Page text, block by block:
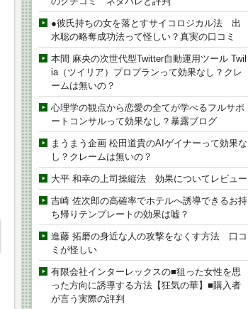
●彼氏持ちの女を落とすサイコロジカル法 出
水聡の略奪成功法って怪しい？真実の口コミ
本間 麻央の次世代型Twitter自動運用ツール Twil
ia（ツイリア）プロプランって効果なし？クレ
ームは無いの？
心理学の観点から恋愛の全てが学べるフルサポ
ートコンサルって効果なし？暴露ブログ
まうまう企画 松田道貴のAIゲイナーって効果な
し？クレームは無いの？
大平 和幸の上司操縦法 効果についてレビュー
吉崎 佐次郎の高確率でホテルへ誘導できるお持
ち帰りテンプレートの効果は嘘？
進藤 拓磨の身近な人の攻撃をなくす方法 口コ
ミが怪しい
有限会社インターレックスの■狙った女性を思
った方向に誘導する方法【狂気の華】■購入者
が言う実際の評判